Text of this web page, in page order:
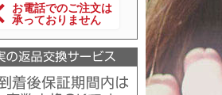
お電話でのご注文は
承っておりません